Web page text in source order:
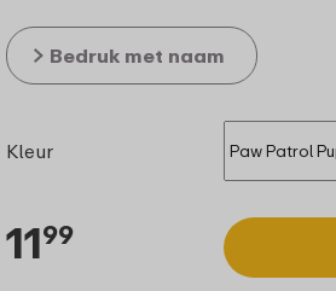
Bedruk met naam
Kleur
1199